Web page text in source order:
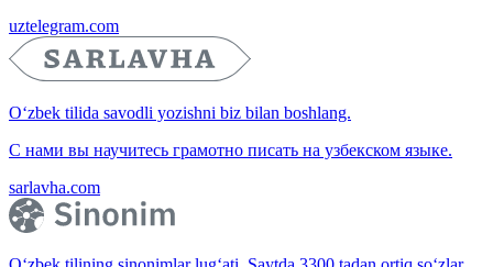
uztelegram.com
O‘zbek tilida savodli yozishni biz bilan boshlang.
С нами вы научитесь грамотно писать на узбекском языке.
sarlavha.com